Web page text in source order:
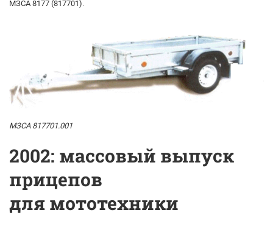
МЗСА 8177 (817701).
МЗСА 817701.001
2002: массовый выпуск
прицепов
для мототехники